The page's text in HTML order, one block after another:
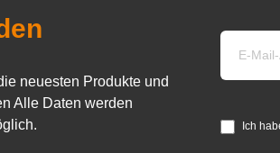
neuesten Produkte und
Alle Daten werden
Ich